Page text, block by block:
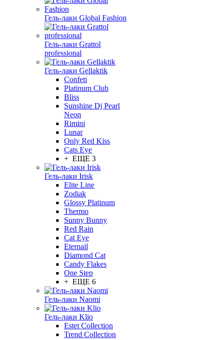
Гель-лаки Global Fashion
Гель-лаки Grattol
professional
Гель-лаки Gellaktik
Confeti
Platinum Club
Bliss
Sunshine Dj Pearl
Neon
Rimini
Lunar
Only Red Kiss
Cats Eye
+ ЕЩЕ 3
Гель-лаки Irisk
Elite Line
Zodiak
Glossy Platinum
Thermo
Sunny Bunny
Red Rain
Cat Eye
Eternail
Diamond Cat
Candy Flakes
One Step
+ ЕЩЕ 6
Гель-лаки Naomi
Гель-лаки Klio
Estet Collection
Trend Collection